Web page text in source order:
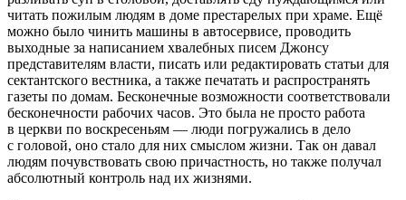
читать пожилым людям в доме престарелых при храме. Ещё
можно было чинить машины в автосервисе, проводить
выходные за написанием хвалебных писем Джонсу
представителям власти, писать или редактировать статьи для
сектантского вестника, а также печатать и распространять
газеты по домам. Бесконечные возможности соответствовали
бесконечности рабочих часов. Это была не просто работа
в церкви по воскресеньям — люди погружались в дело
с головой, оно стало для них смыслом жизни. Так он давал
людям почувствовать свою причастность, но также получал
абсолютный контроль над их жизнями.